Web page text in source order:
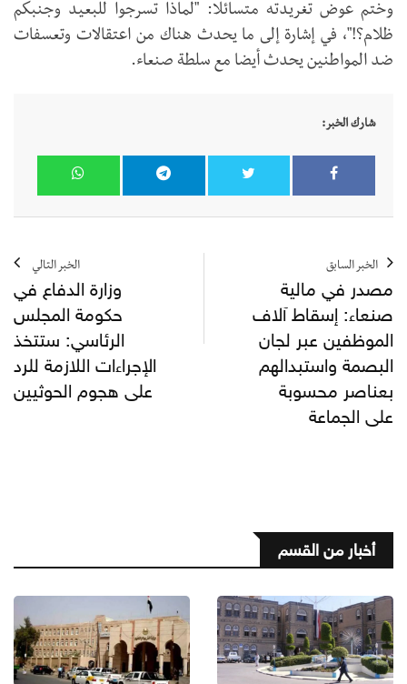
وختم عوض تغريدته متسائلا: "لماذا تسرجوا للبعيد وجنبكم
ظلام؟!"، في إشارة إلى ما يحدث هناك من اعتقالات وتعسفات
ضد المواطنين يحدث أيضا مع سلطة صنعاء.
شارك الخبر:
الخبر السابق
مصدر في مالية
صنعاء: إسقاط آلاف
الموظفين عبر لجان
البصمة واستبدالهم
بعناصر محسوبة
على الجماعة
الخبر التالي
وزارة الدفاع في
حكومة المجلس
الرئاسي: ستتخذ
الإجراءات اللازمة للرد
على هجوم الحوثيين
أخبار من القسم